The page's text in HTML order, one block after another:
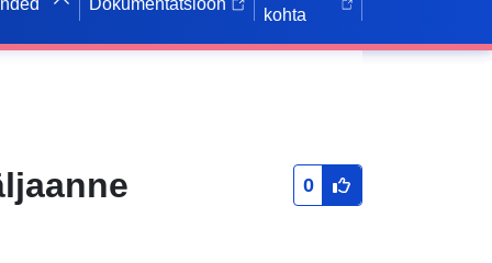
Dokumentatsioon
kohta
0